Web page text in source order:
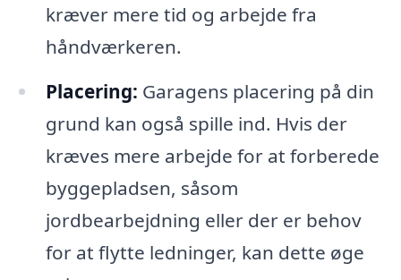
kræver mere tid og arbejde fra
håndværkeren.
Placering: Garagens placering på din
grund kan også spille ind. Hvis der
kræves mere arbejde for at forberede
byggepladsen, såsom
jordbearbejdning eller der er behov
for at flytte ledninger, kan dette øge